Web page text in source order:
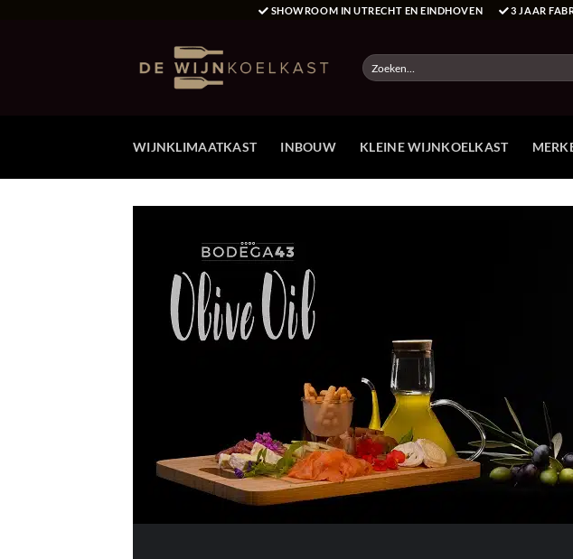
SHOWROOM IN UTRECHT EN EINDHOVEN 3 JAAR
Zoeken
naar:
WIJNKLIMAATKAST INBOUW KLEINE WIJNKOELKAST